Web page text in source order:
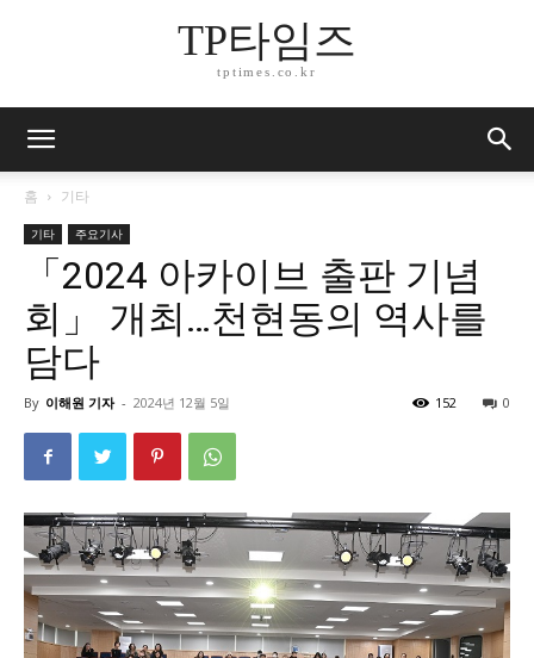
TP타임즈
tptimes.co.kr
홈 기타
기타 주요기사
「2024 아카이브 출판 기념
회」 개최…천현동의 역사를
담다
By 이해원 기자 - 2024년 12월 5일 0
152